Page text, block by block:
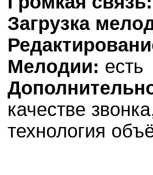
Загрузка
Мелодии: есть
качестве
технология